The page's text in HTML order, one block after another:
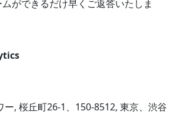
ができるだけ早くご返答いたしま
ー, 桜丘町26-1、150-8512, 東京、渋谷